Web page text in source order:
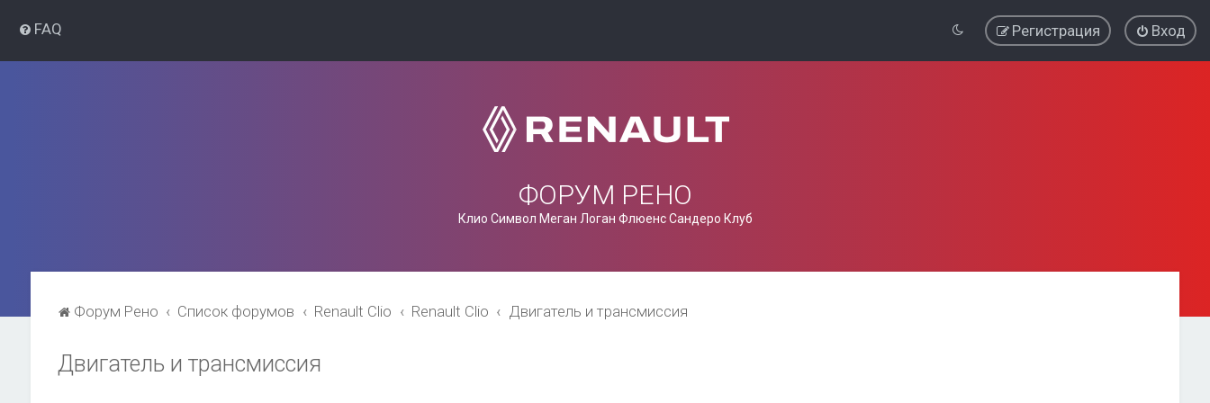
FAQ Вход
Регистрация
ФОРУМ РЕНО
Клио Символ Меган Логан Флюенс Сандеро Клуб
Форум Рено Список форумов Renault Clio Renault Clio Двигатель и трансмиссия
Двигатель и трансмиссия